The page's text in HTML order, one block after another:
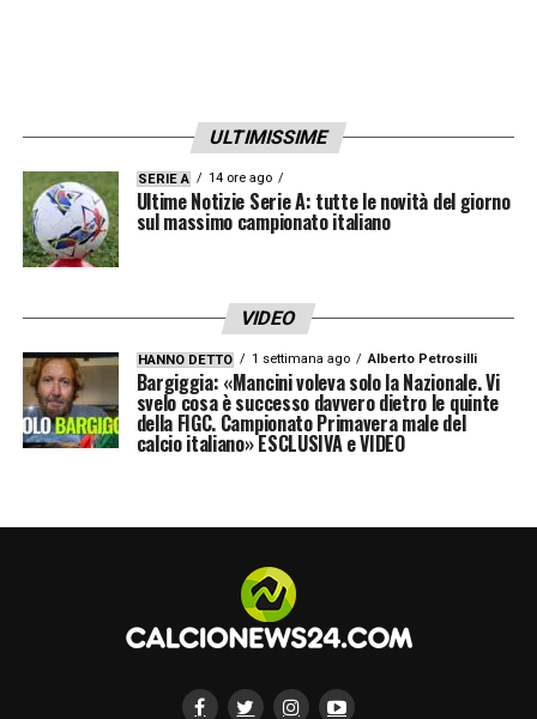
ULTIMISSIME
SERIE A 14 ore ago
Ultime Notizie Serie A: tutte le novità del giorno
sul massimo campionato italiano
VIDEO
HANNO DETTO 1 settimana ago Alberto Petrosilli
Bargiggia: «Mancini voleva solo la Nazionale. Vi
svelo cosa è successo davvero dietro le quinte
della FIGC. Campionato Primavera male del
calcio italiano» ESCLUSIVA e VIDEO